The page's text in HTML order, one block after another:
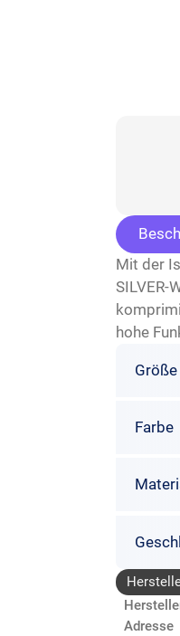
Mit der
SILVER-
hohe
Größe
Farbe
Adresse